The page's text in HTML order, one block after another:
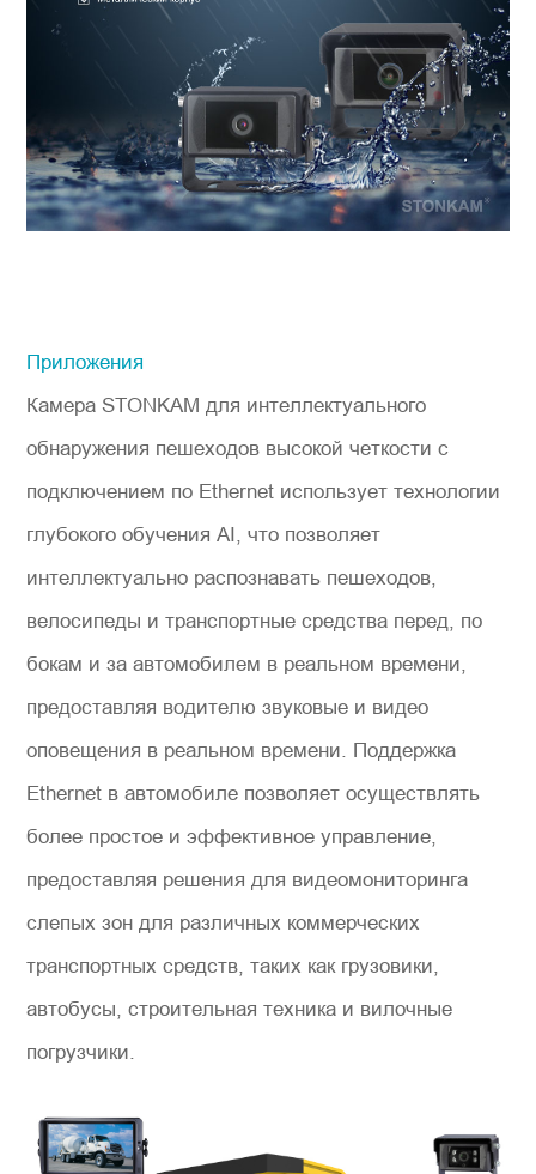
Приложения
Камера STONKAM для интеллектуального
обнаружения пешеходов высокой четкости с
подключением по Ethernet использует технологии
глубокого обучения AI, что позволяет
интеллектуально распознавать пешеходов,
велосипеды и транспортные средства перед, по
бокам и за автомобилем в реальном времени,
предоставляя водителю звуковые и видео
оповещения в реальном времени. Поддержка
Ethernet в автомобиле позволяет осуществлять
более простое и эффективное управление,
предоставляя решения для видеомониторинга
слепых зон для различных коммерческих
транспортных средств, таких как грузовики,
автобусы, строительная техника и вилочные
погрузчики.